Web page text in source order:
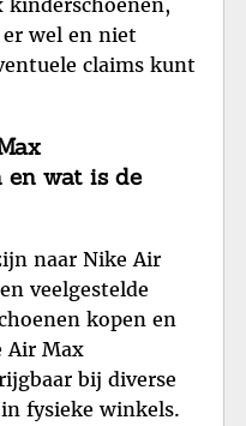
wel en niet
claims kunt
en wat is de
naar Nike Air
veelgestelde
kopen en
Air Max
bij diverse
fysieke winkels.